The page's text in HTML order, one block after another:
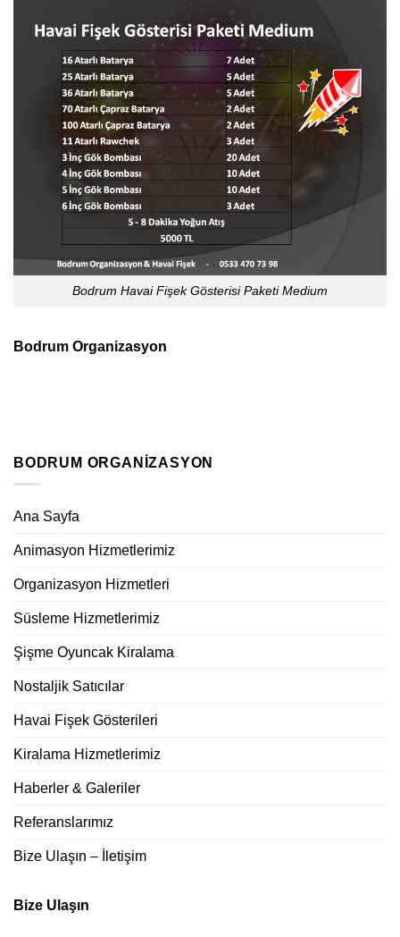
Bodrum Havai Fişek Gösterisi Paketi Medium
Bodrum Organizasyon
BODRUM ORGANIZASYON
Ana Sayfa
Animasyon Hizmetlerimiz
Organizasyon Hizmetleri
Süsleme Hizmetlerimiz
Şişme Oyuncak Kiralama
Nostaljik Satıcılar
Havai Fişek Gösterileri
Kiralama Hizmetlerimiz
Haberler & Galeriler
Referanslarımız
Bize Ulaşın – İletişim
Bize Ulaşın